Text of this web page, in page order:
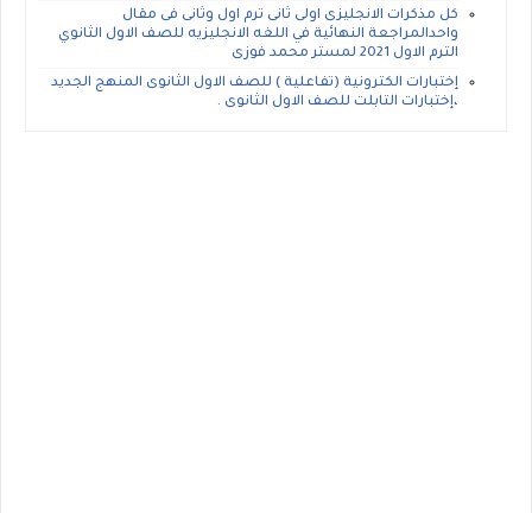
كل مذكرات الانجليزى اولى ثانى ترم اول وثانى فى مقال
واحدالمراجعة النهائية في اللغه الانجليزيه للصف الاول الثانوي
الترم الاول 2021 لمستر محمد فوزى
إختبارات الكترونية (تفاعلية ) للصف الاول الثانوى المنهج الجديد
،إختبارات التابلت للصف الاول الثانوى .